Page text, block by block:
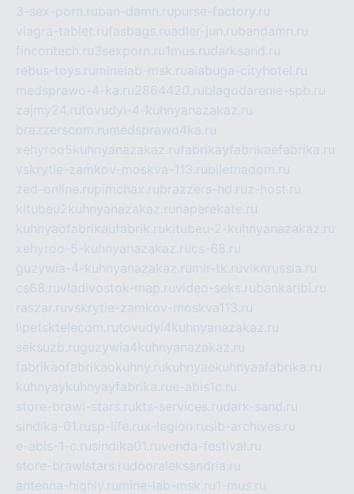
3-sex-porn.ruban-damn.rupurse-factory.ru
viagra-tablet.rufasbags.ruadler-jun.rubandamn.ru
fincontech.ru3sexporn.ru1mus.rudarksand.ru
rebus-toys.ru minelab-msk.rualabuga-cityhotel.ru
medsprawo-4-ka.ru2864420.rublagodarenie-spb.ru
zajmy24.rutovudyi-4-kuhnyanazakaz.ru
brazzerscom.ru medsprawo4ka.ru
xehyroo5kuhnyanazakaz.rufabrikayfabrikaefabrika.ru
vskrytie-zamkov-moskva-113.rubiletnadom.ru
zed-online.rupimchax.rubrazzers-hd.ruz-host.ru
kitubeu2kuhnyanazakaz.ru naperekate.ru
kuhnyaofabrikaufabrik.rukitubeu-2-kuhnyanazakaz.ru
xehyroo-5-kuhnyanazakaz.rucs-68.ru
guzywia-4-kuhnyanazakaz.ru mir-tk.ruvlknrussia.ru
cs68.ruvladivostok-map.ruvideo-seks.rubankaribi.ru
raszar.ruvskrytie-zamkov-moskva113.ru
lipetsktelecom.rutovudyi4kuhnyanazakaz.ru
seksuzb.ruguzywia4kuhnyanazakaz.ru
fabrikaofabrikaokuhny.rukuhnyaekuhnyaafabrika.ru
kuhnyaykuhnyayfabrika.rue-abis1c.ru
store-brawl-stars.rukts-services.rudark-sand.ru
sindika-01.rusp-life.rux-legion.rusib-archives.ru
e-abis-1-c.rusindika01.ruvenda-festival.ru
store-brawlstars.rudooraleksandria.ru
antenna-highly.ru mine-lab-msk.ru1-mus.ru